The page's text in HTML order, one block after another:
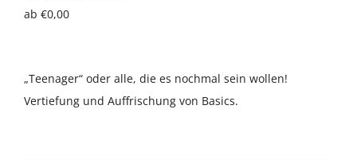
Terminkalender
ab €0,00
„Teenager“ oder alle, die es nochmal sein wollen!
Vertiefung und Auffrischung von Basics.